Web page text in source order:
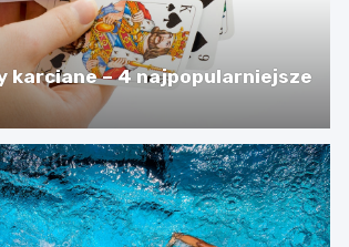
karciane – 4 najpopularniejsze